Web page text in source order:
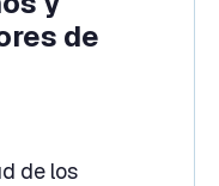
de
de los